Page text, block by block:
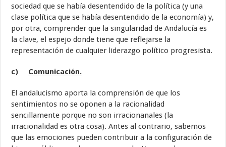
sociedad que se había desentendido de la política (y una
clase política que se había desentendido de la economía) y,
por otra, comprender que la singularidad de Andalucía es
la clave, el espejo donde tiene que reflejarse la
representación de cualquier liderazgo político progresista.
c) Comunicación.
El andalucismo aporta la comprensión de que los
sentimientos no se oponen a la racionalidad
sencillamente porque no son irracionanales (la
irracionalidad es otra cosa). Antes al contrario, sabemos
que las emociones pueden contribuir a la configuración de